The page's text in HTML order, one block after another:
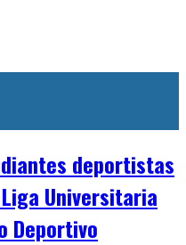
deportistas
Universitaria
Deportivo